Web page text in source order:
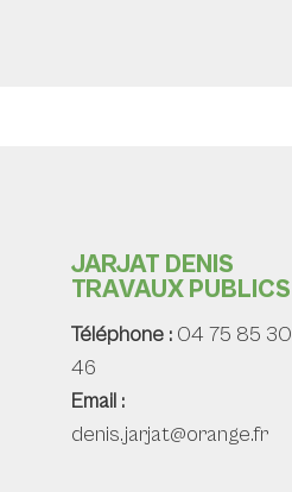
JARJAT DENIS
TRAVAUX PUBLICS
Téléphone : 04 75 85 30
46
Email :
denis.jarjat@orange.fr